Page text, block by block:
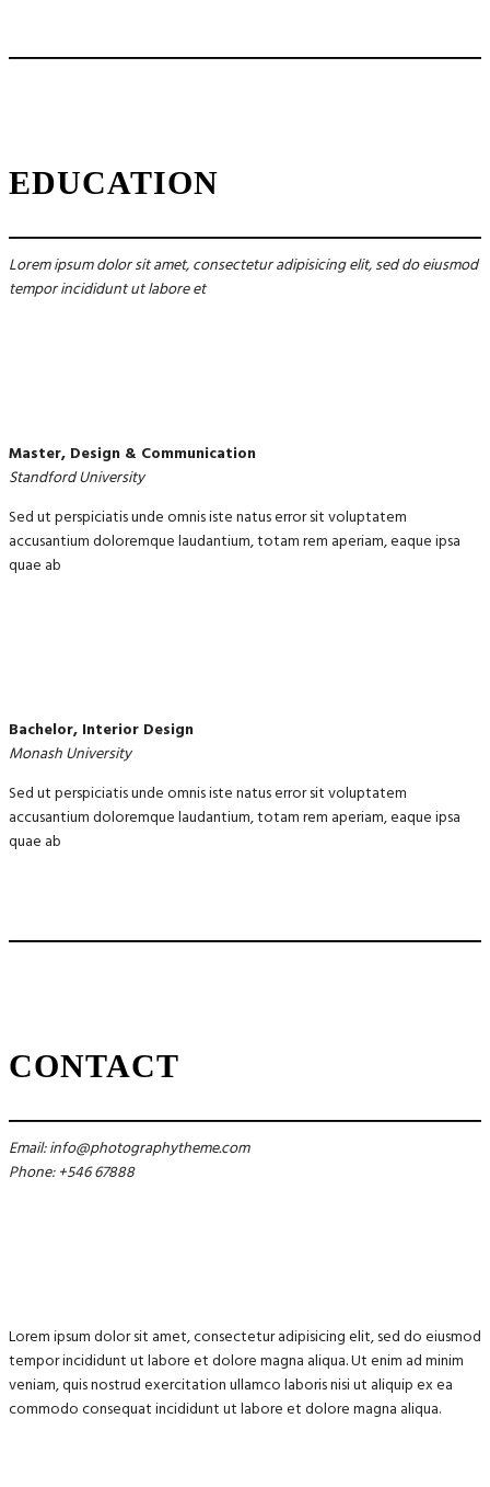
EDUCATION
Lorem ipsum dolor sit amet, consectetur adipisicing elit, sed do eiusmod
tempor incididunt ut labore et
Master, Design & Communication
Standford University
Sed ut perspiciatis unde omnis iste natus error sit voluptatem
accusantium doloremque laudantium, totam rem aperiam, eaque ipsa
quae ab
Bachelor, Interior Design
Monash University
Sed ut perspiciatis unde omnis iste natus error sit voluptatem
accusantium doloremque laudantium, totam rem aperiam, eaque ipsa
quae ab
CONTACT
Email: info@photographytheme.com
Phone: +546 67888
Lorem ipsum dolor sit amet, consectetur adipisicing elit, sed do eiusmod
tempor incididunt ut labore et dolore magna aliqua. Ut enim ad minim
veniam, quis nostrud exercitation ullamco laboris nisi ut aliquip ex ea
commodo consequat incididunt ut labore et dolore magna aliqua.